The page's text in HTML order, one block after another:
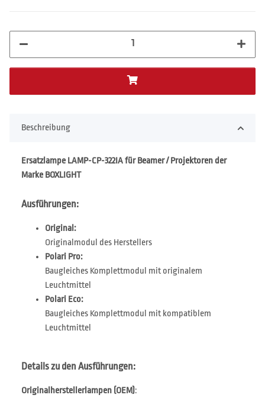
Beschreibung
Ersatzlampe LAMP-CP-322IA für Beamer / Projektoren der
Marke BOXLIGHT
Ausführungen:
Original:
Originalmodul des Herstellers
Polari Pro:
Baugleiches Komplettmodul mit originalem
Leuchtmittel
Polari Eco:
Baugleiches Komplettmodul mit kompatiblem
Leuchtmittel
Details zu den Ausführungen:
Originalherstellerlampen (OEM):